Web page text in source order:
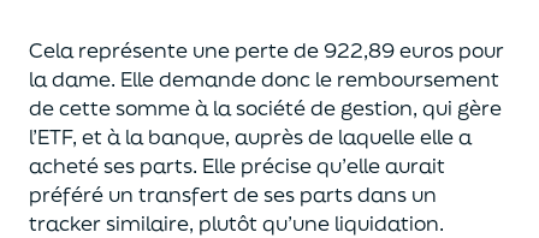
Cela représente une perte de 922,89 euros pour
la dame. Elle demande donc le remboursement
de cette somme à la société de gestion, qui gère
l’ETF, et à la banque, auprès de laquelle elle a
acheté ses parts. Elle précise qu’elle aurait
préféré un transfert de ses parts dans un
tracker similaire, plutôt qu’une liquidation.